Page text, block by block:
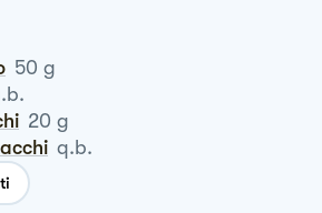
50 g
20 g
q.b.